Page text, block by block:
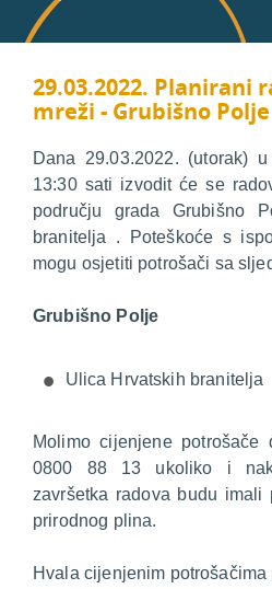
29.03.2022. Planirani
mreži - Grubišno Polje
Dana 29.03.2022. (utorak)
13:30 sati izvodit će se
području grada Grubišno
branitelja . Poteškoće s
mogu osjetiti potrošači sa
Grubišno Polje
Ulica Hrvatskih branitelja
Molimo cijenjene
0800 88 13 ukoliko i
završetka radova budu imali
prirodnog plina.
Hvala cijenjenim